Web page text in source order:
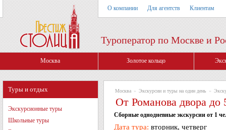
О компании Для агентств Клиентам
Туроператор по Москве и
Москва Золотое кольцо
Туры и отдых
Экскурсионные туры
Школьные туры
Москва » Экскурсии и туры на один день »
От Романова двора до
Сборные однодневные экскурсии от 1
Дата тура: вторник, четверг